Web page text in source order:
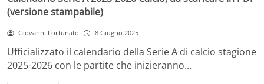
(versione stampabile)
Giovanni Fortunato 8 Giugno 2025
Ufficializzato il calendario della Serie A di calcio stagione
2025-2026 con le partite che inizieranno…